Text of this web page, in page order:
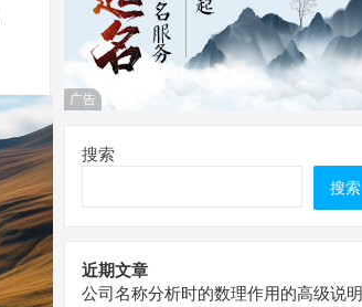
广告
搜索
搜索
近期文章
公司名称分析时的数理作用的高级说明